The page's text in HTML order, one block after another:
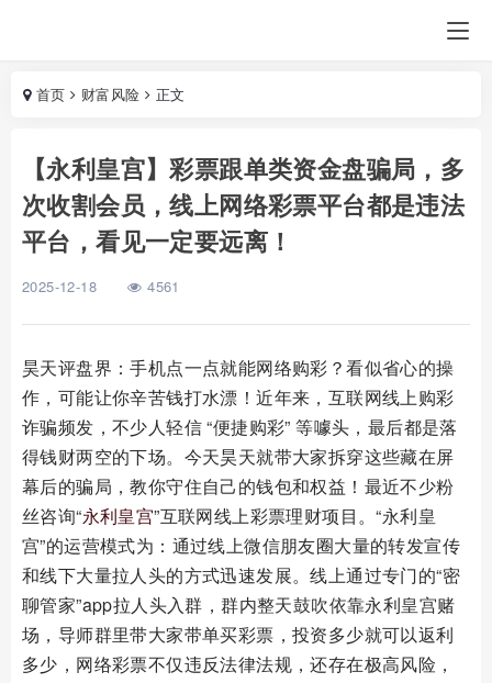
首页 财富风险 正文
【永利皇宫】彩票跟单类资金盘骗局，多
次收割会员，线上网络彩票平台都是违法
平台，看见一定要远离！
2025-12-18 4561
昊天评盘界：手机点一点就能网络购彩？看似省心的操
作，可能让你辛苦钱打水漂！近年来，互联网线上购彩
诈骗频发，不少人轻信 “便捷购彩” 等噱头，最后都是落
得钱财两空的下场。今天昊天就带大家拆穿这些藏在屏
幕后的骗局，教你守住自己的钱包和权益！最近不少粉
丝咨询“永利皇宫”互联网线上彩票理财项目。“永利皇
宫”的运营模式为：通过线上微信朋友圈大量的转发宣传
和线下大量拉人头的方式迅速发展。线上通过专门的“密
聊管家”app拉人头入群，群内整天鼓吹依靠永利皇宫赌
场，导师群里带大家带单买彩票，投资多少就可以返利
多少，网络彩票不仅违反法律法规，还存在极高风险，